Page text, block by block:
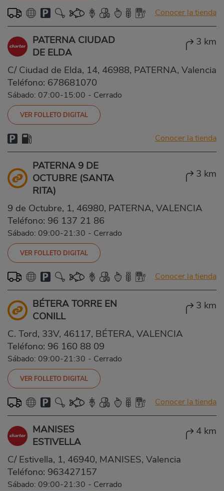
Conocer la tienda
PATERNA CIUDAD
DE ELDA
3 km
C/ Ciudad de Elda, 14, 46988, PATERNA, Valencia
Teléfono: 678681070
Sábado: 07:00-15:00 - Cerrado
VER FOLLETO DIGITAL
Conocer la tienda
PATERNA 9 DE
OCTUBRE (SANTA
RITA)
3 km
9 de Octubre, 1, 46980, PATERNA, VALENCIA
Teléfono: 96 137 21 86
Sábado: 09:00-21:30 - Cerrado
VER FOLLETO DIGITAL
Conocer la tienda
BÉTERA TORRE EN
CONILL
3 km
C. Tord, 33V, 46117, BÉTERA, VALENCIA
Teléfono: 96 160 88 09
Sábado: 09:00-21:30 - Cerrado
VER FOLLETO DIGITAL
Conocer la tienda
MANISES
ESTIVELLA
4 km
C/ Estivella, 1, 46940, MANISES, Valencia
Teléfono: 963427157
Sábado: 09:00-21:30 - Cerrado